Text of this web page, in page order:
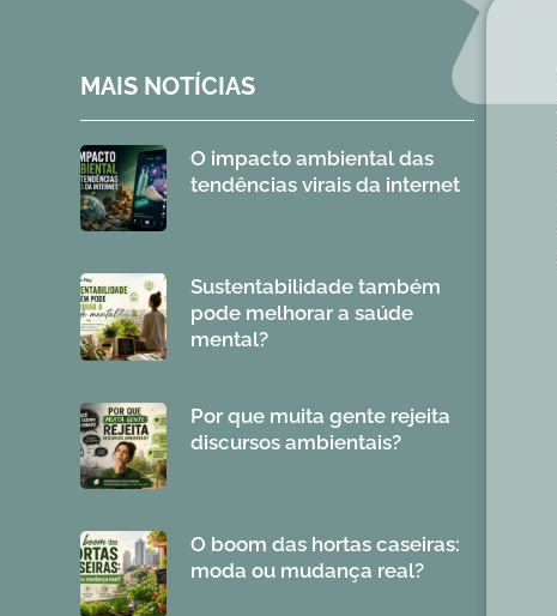
MAIS NOTÍCIAS
O impacto ambiental das
tendências virais da internet
Sustentabilidade também
pode melhorar a saúde
mental?
Por que muita gente rejeita
discursos ambientais?
O boom das hortas caseiras:
moda ou mudança real?